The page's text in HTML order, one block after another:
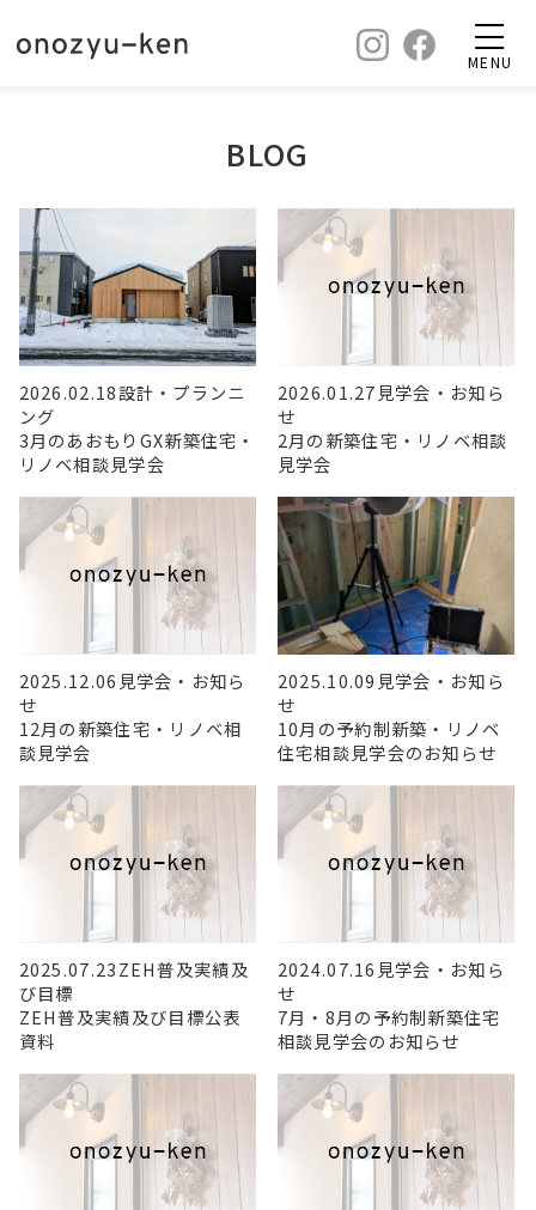
BLOG
2026.02.18設計・プランニ
ング
3月のあおもりGX新築住宅・
リノベ相談見学会
2026.01.27 見学会・お知ら
せ
2月の新築住宅・リノベ相談
見学会
2025.12.06 見学会・お知ら
せ
12月の新築住宅・リノベ相
談見学会
2025.10.09 見学会・お知ら
せ
10月の予約制新築・リノベ
住宅相談見学会のお知らせ
2025.07.23ZEH普及実績及
び目標
ZEH普及実績及び目標公表
資料
2024.07.16 見学会・お知ら
せ
7月・8月の予約制新築住宅
相談見学会のお知らせ
MENU